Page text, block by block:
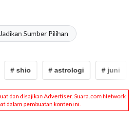
Jadikan Sumber Pilihan
# shio # astrologi # juni